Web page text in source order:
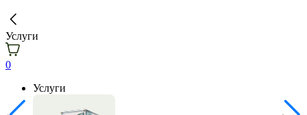
Услуги
0
Услуги